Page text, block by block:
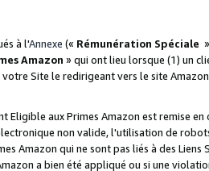
à l'Annexe (« Rémunération Spéciale
Amazon » qui ont lieu lorsque (1) un
Site le redirigeant vers le site
aux Primes Amazon est remise
non valide, l'utilisation de
Amazon qui ne sont pas liés à des Liens
a bien été appliqué ou si une